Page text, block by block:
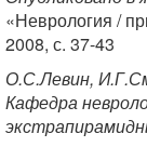
«Неврология /
2008, с. 37-43
О.С.Левин,
Кафедра